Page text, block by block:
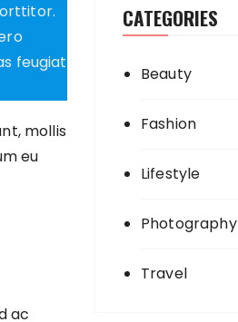
feugiat
mollis
eu
ac
CATEGORIES
Beauty
Fashion
Lifestyle
Photography
Travel